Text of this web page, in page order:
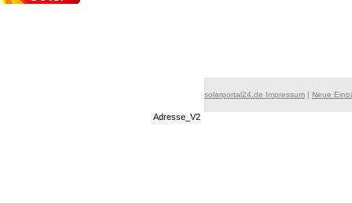
solarportal24.de Impressum | Neue
Adresse_V2